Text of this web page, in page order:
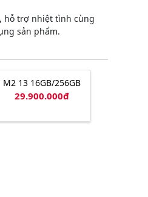
hỗ trợ nhiệt tình cùng
sản phẩm.
M2 13 16GB/256GB
29.900.000đ